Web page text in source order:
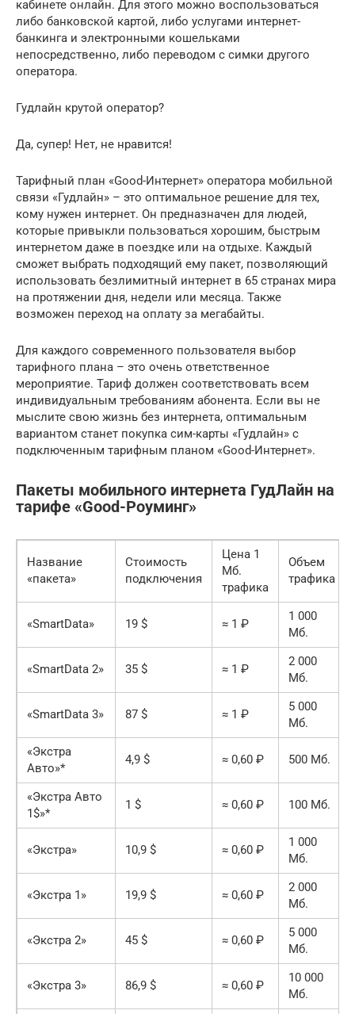
кабинете онлайн. Для этого можно воспользоваться
либо банковской картой, либо услугами интернет-
банкинга и электронными кошельками
непосредственно, либо переводом с симки другого
оператора.
Гудлайн крутой оператор?
Да, супер! Нет, не нравится!
Тарифный план «Good-Интернет» оператора мобильной
связи «Гудлайн» – это оптимальное решение для тех,
кому нужен интернет. Он предназначен для людей,
которые привыкли пользоваться хорошим, быстрым
интернетом даже в поездке или на отдыхе. Каждый
сможет выбрать подходящий ему пакет, позволяющий
использовать безлимитный интернет в 65 странах мира
на протяжении дня, недели или месяца. Также
возможен переход на оплату за мегабайты.
Для каждого современного пользователя выбор
тарифного плана – это очень ответственное
мероприятие. Тариф должен соответствовать всем
индивидуальным требованиям абонента. Если вы не
мыслите свою жизнь без интернета, оптимальным
вариантом станет покупка сим-карты «Гудлайн» с
подключенным тарифным планом «Good-Интернет».
Пакеты мобильного интернета ГудЛайн на
тарифе «Good-Роуминг»
Название
«пакета»
Стоимость
подключения
Цена 1
Мб.
трафика
Объем
трафика
«SmartData» 19 $ ≈ 1 ₽
1 000
Мб.
«SmartData 2» 35 $ ≈ 1 ₽
2 000
Мб.
«SmartData 3» 87 $ ≈ 1 ₽
5 000
Мб.
«Экстра
Авто»*
4,9 $ ≈ 0,60 ₽ 500 Мб.
«Экстра Авто
1$»*
1 $ ≈ 0,60 ₽ 100 Мб.
«Экстра» 10,9 $ ≈ 0,60 ₽
1 000
Мб.
«Экстра 1» 19,9 $ ≈ 0,60 ₽
2 000
Мб.
«Экстра 2» 45 $ ≈ 0,60 ₽
5 000
Мб.
«Экстра 3» 86,9 $ ≈ 0,60 ₽
10 000
Мб.